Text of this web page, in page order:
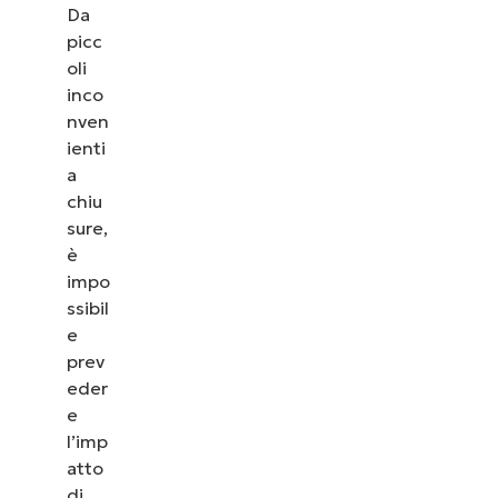
Da
picc
oli
inco
nven
ienti
a
chiu
sure,
è
impo
ssibil
e
prev
eder
e
l’imp
atto